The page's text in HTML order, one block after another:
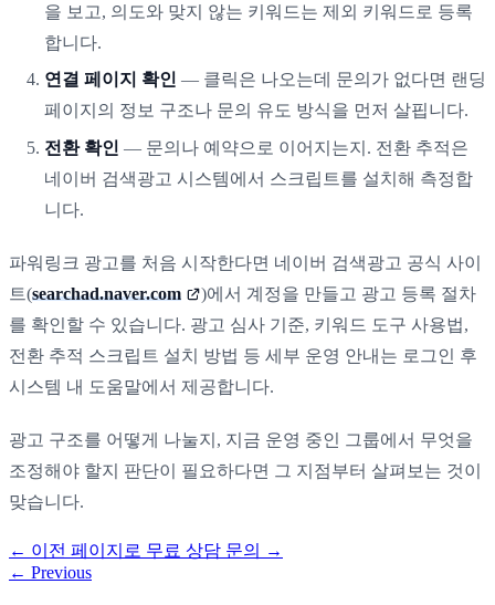
을 보고, 의도와 맞지 않는 키워드는 제외 키워드로 등록
합니다.
연결 페이지 확인 — 클릭은 나오는데 문의가 없다면 랜딩
페이지의 정보 구조나 문의 유도 방식을 먼저 살핍니다.
전환 확인 — 문의나 예약으로 이어지는지. 전환 추적은
네이버 검색광고 시스템에서 스크립트를 설치해 측정합
니다.
파워링크 광고를 처음 시작한다면 네이버 검색광고 공식 사이
트(searchad.naver.com
)에서 계정을 만들고 광고 등록 절차
를 확인할 수 있습니다. 광고 심사 기준, 키워드 도구 사용법,
전환 추적 스크립트 설치 방법 등 세부 운영 안내는 로그인 후
시스템 내 도움말에서 제공합니다.
광고 구조를 어떻게 나눌지, 지금 운영 중인 그룹에서 무엇을
조정해야 할지 판단이 필요하다면 그 지점부터 살펴보는 것이
맞습니다.
← 이전 페이지로 무료 상담 문의
→
← Previous